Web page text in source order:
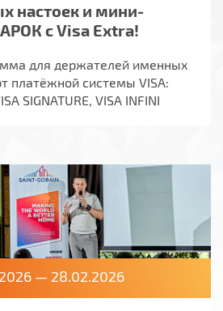
настоек и мини-
с Visa Extra!
для держателей именных
платёжной системы VISA:
SIGNATURE, VISA INFINI
— 28.02.2026